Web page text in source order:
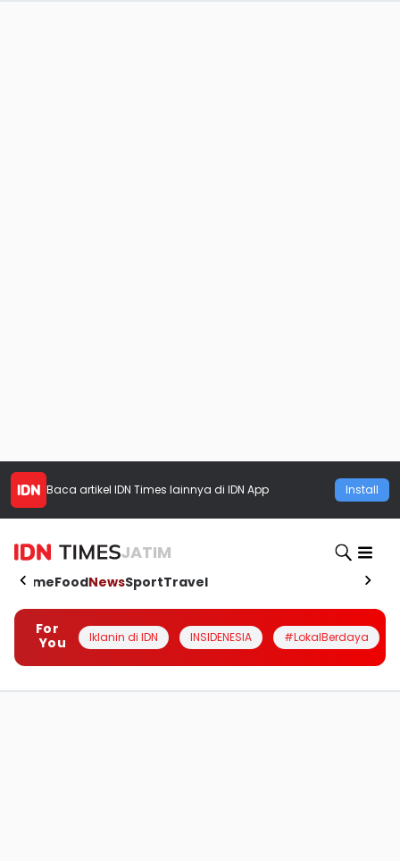
Baca artikel IDN Times lainnya di IDN App Install
JATIM
HomeFoodNewsSportTravel
For
You
Iklanin di IDN INSIDENESIA #LokalBerdaya